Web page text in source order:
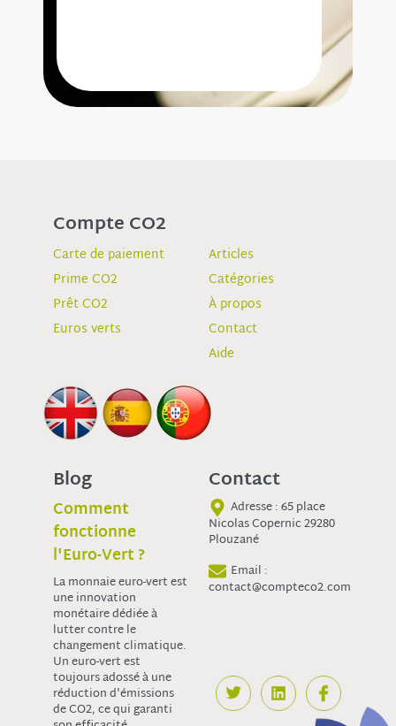
Compte CO2
Carte de paiement
Prime CO2
Prêt CO2
Euros verts
Articles
Catégories
À propos
Contact
Aide
Blog
Comment
fonctionne
l'Euro-Vert ?
La monnaie euro-vert est
une innovation
monétaire dédiée à
lutter contre le
changement climatique.
Un euro-vert est
toujours adossé à une
réduction d'émissions
de CO2, ce qui garanti
Contact
Adresse : 65 place
Nicolas Copernic 29280
Plouzané
Email :
contact@compteco2.com